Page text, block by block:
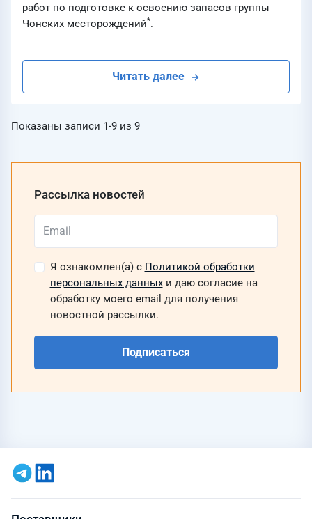
работ по подготовке к освоению запасов группы
Чонских месторождений*.
Читать далее
Показаны записи 1-9 из 9
Рассылка новостей
Я ознакомлен(а) с Политикой обработки
персональных данныхи даю согласие на
обработку моего email для получения
новостной рассылки.
Подписаться